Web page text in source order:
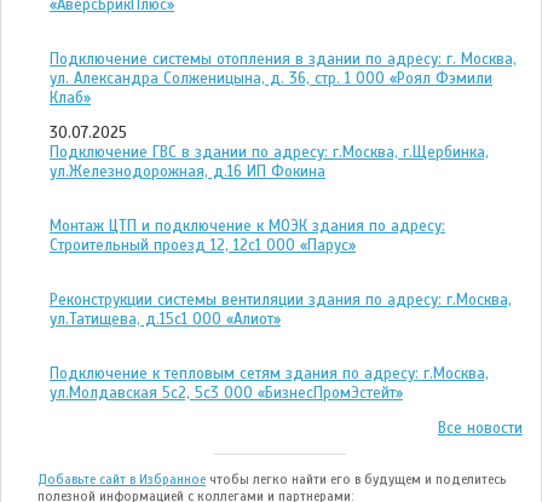
«АверсБрикПлюс»
Подключение системы отопления в здании по адресу: г. Москва,
ул. Александра Солженицына, д. 36, стр. 1 ООО «Роял Фэмили
Клаб»
30.07.2025
Подключение ГВС в здании по адресу: г.Москва, г.Щербинка,
ул.Железнодорожная, д.16 ИП Фокина
Монтаж ЦТП и подключение к МОЭК здания по адресу:
Строительный проезд 12, 12с1 ООО «Парус»
Реконструкции системы вентиляции здания по адресу: г.Москва,
ул.Татищева, д.15с1 ООО «Алиот»
Подключение к тепловым сетям здания по адресу: г.Москва,
ул.Молдавская 5с2, 5с3 ООО «БизнесПромЭстейт»
Все новости
Добавьте сайт в Избранное чтобы легко найти его в будущем и поделитесь
полезной информацией с коллегами и партнерами: